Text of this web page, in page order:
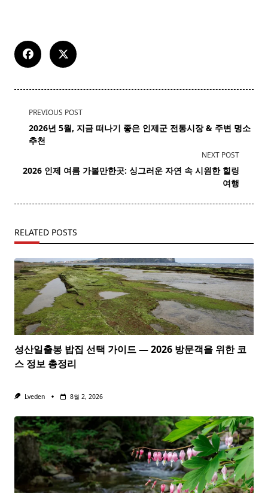
<span
class="nav-
subtitle
reader-
PREVIOUS POST
2026년 5월, 지금 떠나기 좋은 인제군 전통시장 & 주변 명소
추천
NEXT POST
2026 인제 여름 가볼만한곳: 싱그러운 자연 속 시원한 힐링
여행
RELATED POSTS
성산일출봉 밥집 선택 가이드 — 2026 방문객을 위한 코
스 정보 총정리
Lveden 8월 2, 2026